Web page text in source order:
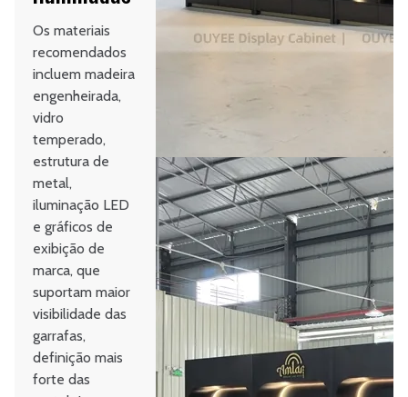
Os materiais
recomendados
incluem madeira
engenheirada,
vidro
temperado,
estrutura de
metal,
iluminação LED
e gráficos de
exibição de
marca, que
suportam maior
visibilidade das
garrafas,
definição mais
forte das